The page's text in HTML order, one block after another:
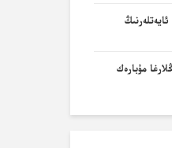
سۈرىسى، 45 ~ 49 – ئايەتلەرنىڭ
مۇبارەك